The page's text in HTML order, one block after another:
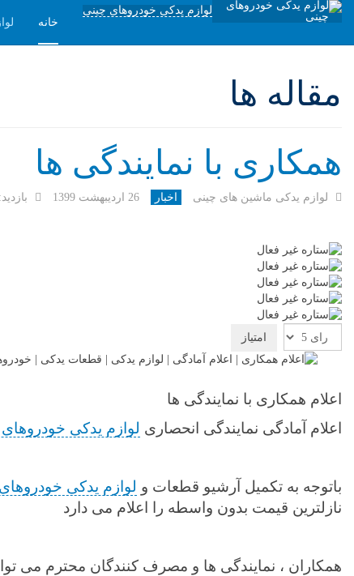
لوازم یدکی خودروهای چینی
خانه
مقاله ها
همکاری با نمایندگی ها
لوازم یدکی ماشین های چینی اخبار 26 ارديبهشت 1399 بازدید: 1453
لطفا
رای
اعلام همکاری با نمایندگی ها
اعلام آمادگی نمایندگی انحصاری لوازم یدکی
باتوجه به تکمیل آرشیو قطعات و لوازم یدکی
نازلترین قیمت بدون واسطه را اعلام می دارد
همکاران ، نمایندگی ها و مصرف کنندگان محترم می